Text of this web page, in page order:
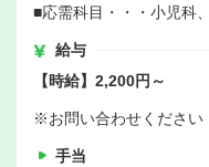
■応需科目・・・小児科
給与
【時給】2,200円～
※お問い合わせください
手当